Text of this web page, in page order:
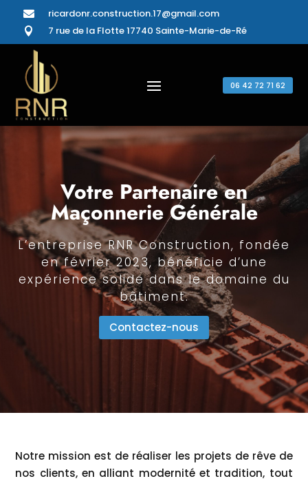
 ricardonr.construction.17@gmail.com
 7 rue de la Flotte 17740 Sainte-Marie-de-Ré
06 42 72 71 62
Votre Partenaire en
Maçonnerie Générale
L’entreprise RNR Construction, fondée
en février 2023, bénéficie d’une
expérience solide dans le domaine du
bâtiment.
Contactez-nous
Notre mission est de réaliser les projets de rêve de
nos clients, en alliant modernité et tradition, tout